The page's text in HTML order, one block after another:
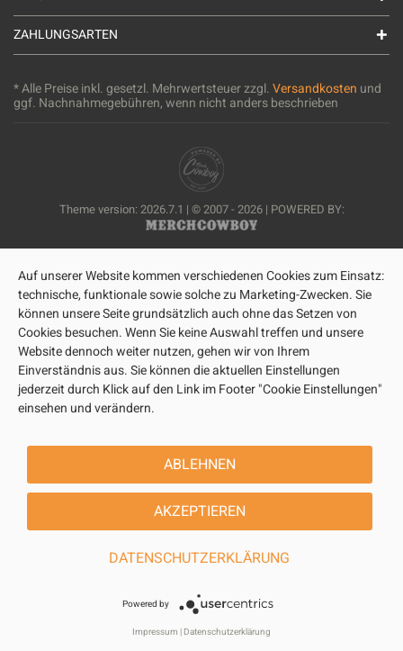
ZAHLUNGSARTEN
* Alle Preise inkl. gesetzl. Mehrwertsteuer zzgl.Versandkosten und
ggf. Nachnahmegebühren, wenn nicht anders beschrieben
Theme version: 2026.7.1 | © 2007 - 2026 | POWERED BY:
Auf unserer Website kommen verschiedenen Cookies zum Einsatz:
technische, funktionale sowie solche zu Marketing-Zwecken. Sie
können unsere Seite grundsätzlich auch ohne das Setzen von
Cookies besuchen. Wenn Sie keine Auswahl treffen und unsere
Website dennoch weiter nutzen, gehen wir von Ihrem
Einverständnis aus. Sie können die aktuellen Einstellungen
jederzeit durch Klick auf den Link im Footer "Cookie Einstellungen"
einsehen und verändern.
ABLEHNEN
AKZEPTIEREN
DATENSCHUTZERKLÄRUNG
Powered by
Impressum | Datenschutzerklärung